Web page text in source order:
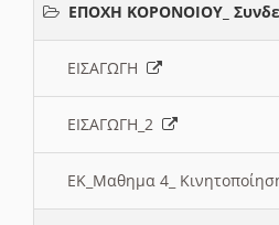
ΕΠΟΧΗ ΚΟΡΟΝΟΙΟΥ_
ΕΙΣΑΓΩΓΗ
ΕΙΣΑΓΩΓΗ_2
ΕΚ_Μαθημα 4_